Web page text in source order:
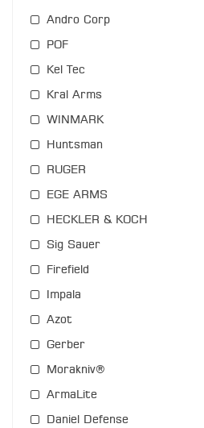
Andro Corp
POF
Kel Tec
Kral Arms
WINMARK
Huntsman
RUGER
EGE ARMS
HECKLER & KOCH
Sig Sauer
Firefield
Impala
Azot
Gerber
Morakniv®
ArmaLite
Daniel Defense